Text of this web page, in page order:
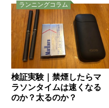
ランニングコラム
検証実験｜禁煙したらマ
ラソンタイムは速くなる
のか？太るのか？